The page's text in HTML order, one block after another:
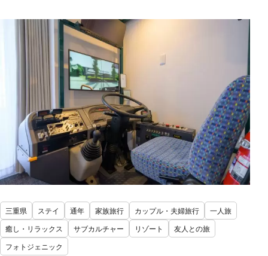
三重県 ステイ 通年 家族旅行 カップル・夫婦旅行
一人旅
癒し・リラックス
サブカルチャー リゾート
友人との旅
フォトジェニック